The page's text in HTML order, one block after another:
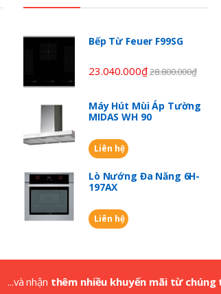
Bếp Từ Feuer F99SG
23.040.000₫ 28.800.000₫
Máy Hút Mùi Áp Tường
MIDAS WH 90
Liên hệ
Lò Nướng Đa Năng 6H-
197AX
Liên hệ
...và nhận thêm nhiều khuyến mãi từ chúng